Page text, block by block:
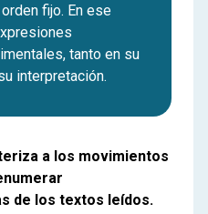
fijo. En ese
tanto en su
interpretación.
a los movimientos
de los textos leídos.